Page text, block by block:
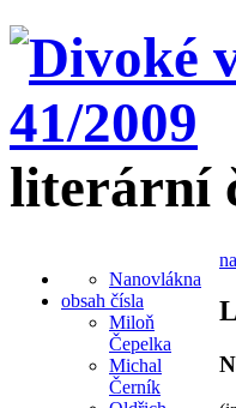
literární
Nanovlákna
obsah čísla
Miloň
Čepelka
Michal
Černík